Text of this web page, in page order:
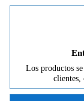
Los productos
clientes,